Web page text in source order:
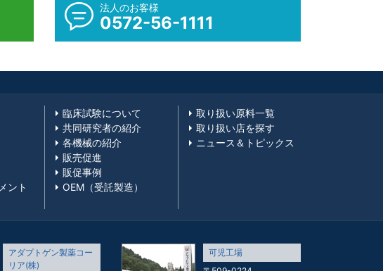
法人のお客様
0572-56-1111
ント
臨床試験について
共同研究者の紹介
各機械の紹介
販売促進
販促事例
OEM（受託製造）
取り扱い原料一覧
取り扱い店を探す
ニュース＆トピックス
アダプトゲン製薬コー
リア(株)
可児工場